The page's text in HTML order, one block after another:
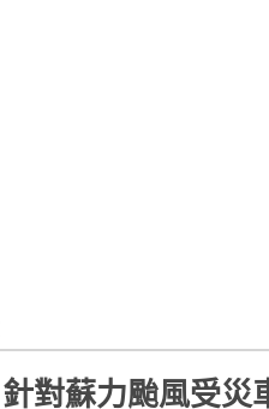
針對蘇力颱風受災